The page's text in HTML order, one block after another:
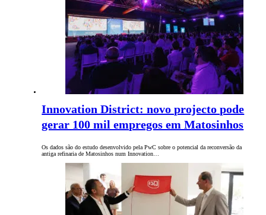
Innovation District: novo projecto pode
gerar 100 mil empregos em Matosinhos
Os dados são do estudo desenvolvido pela PwC sobre o potencial da reconversão da
antiga refinaria de Matosinhos num Innovation…